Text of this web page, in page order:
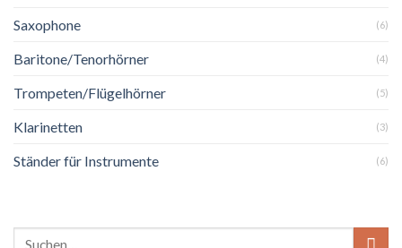
Saxophone (6)
Baritone/Tenorhörner (4)
Trompeten/Flügelhörner (5)
Klarinetten (3)
Ständer für Instrumente (6)
Suchen